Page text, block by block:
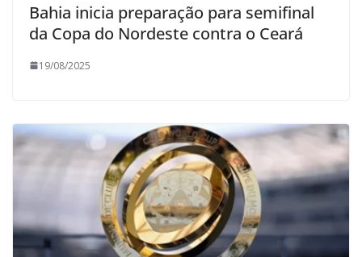
Bahia inicia preparação para semifinal
da Copa do Nordeste contra o Ceará
19/08/2025